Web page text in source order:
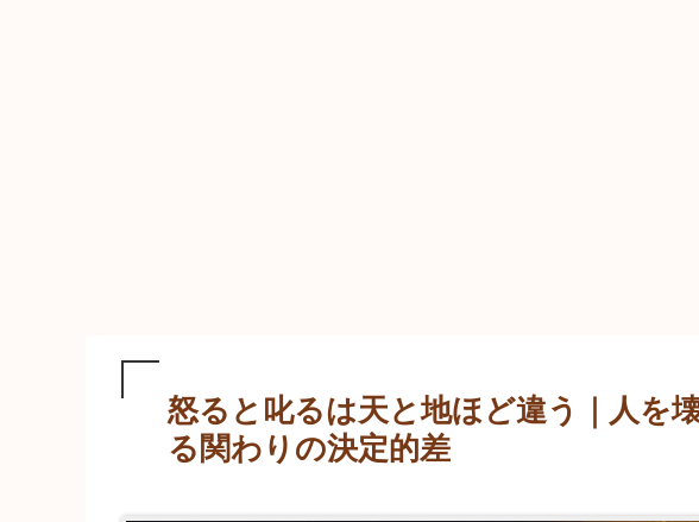
怒ると叱るは天と地ほど違う｜人を
る関わりの決定的差